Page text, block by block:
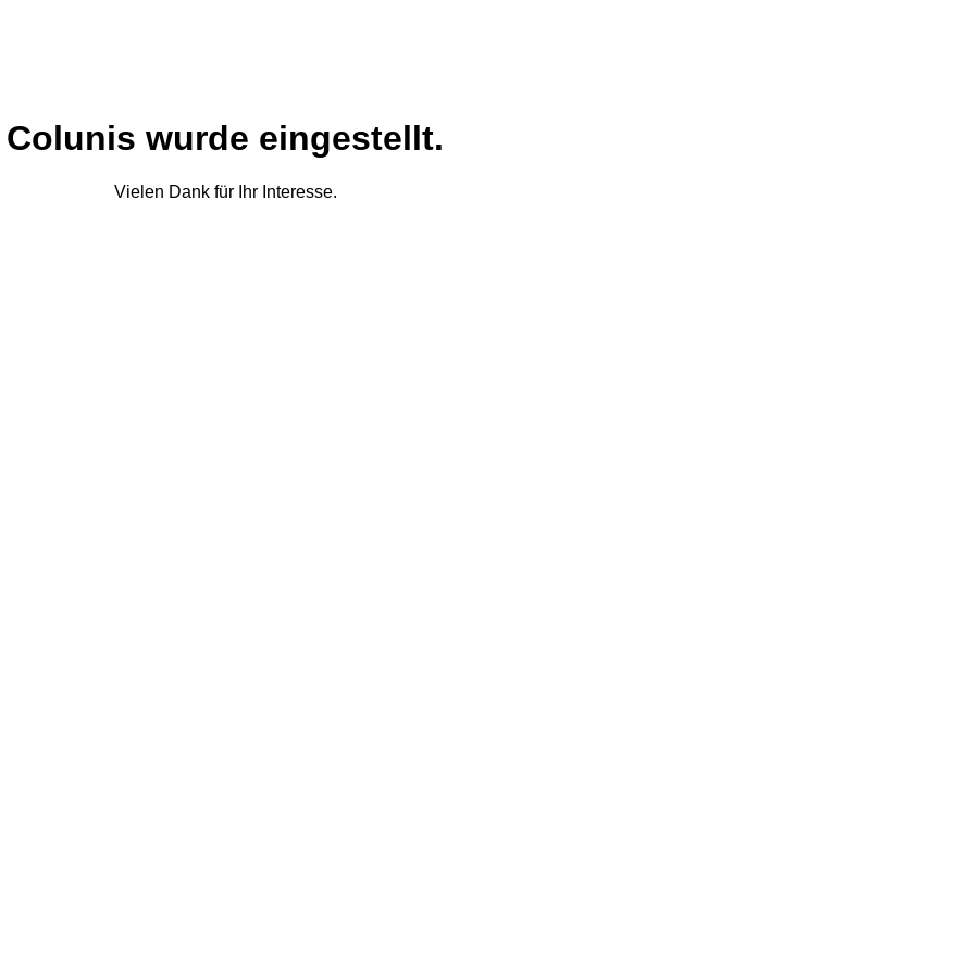
Colunis wurde eingestellt.
Vielen Dank für Ihr Interesse.